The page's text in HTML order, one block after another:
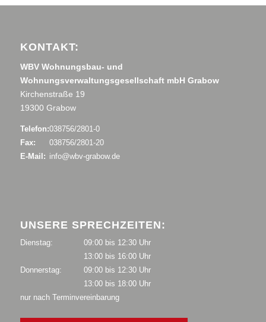
KONTAKT:
WBV Wohnungsbau- und
Wohnungsverwaltungsgesellschaft mbH Grabow
Kirchenstraße 19
19300 Grabow
Telefon:038756/2801-0
Fax:
038756/2801-20
E-Mail: info@wbv-grabow.de
UNSERE SPRECHZEITEN:
Dienstag:
09:00 bis 12:30 Uhr
13:00 bis 16:00 Uhr
Donnerstag:
09:00 bis 12:30 Uhr
13:00 bis 18:00 Uhr
nur nach Terminvereinbarung